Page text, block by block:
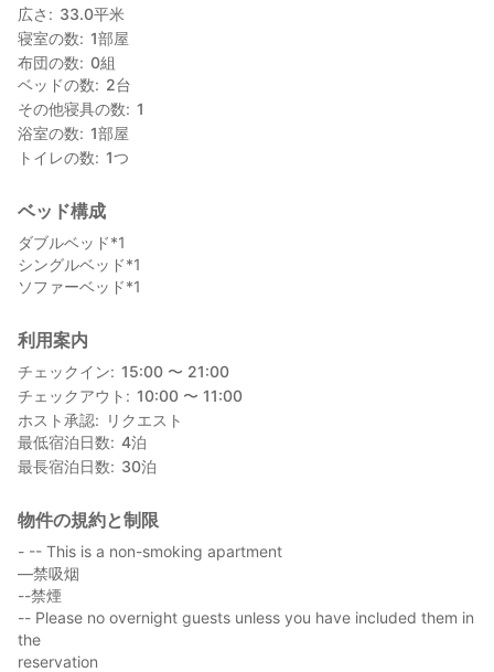
広さ
33.0平米
寝室の数
1部屋
布団の数
0組
ベッドの数
2台
その他寝具の数
1
浴室の数
1部屋
トイレの数
1つ
ベッド構成
ダブルベッド*1
シングルベッド*1
ソファーベッド*1
利用案内
チェックイン
15:00 〜 21:00
チェックアウト
10:00 〜 11:00
ホスト承認
リクエスト
最低宿泊日数
4泊
最長宿泊日数
30泊
物件の規約と制限
- -- This is a non-smoking apartment
—禁吸烟
--禁煙
-- Please no overnight guests unless you have included them in
the
reservation